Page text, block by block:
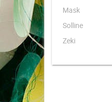
Mask
Solline
Zeki